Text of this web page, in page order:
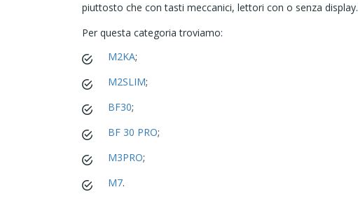
piuttosto che con tasti meccanici, lettori con o senza display.
Per questa categoria troviamo:
M2KA;
M2SLIM;
BF30;
BF 30 PRO;
M3PRO;
M7.